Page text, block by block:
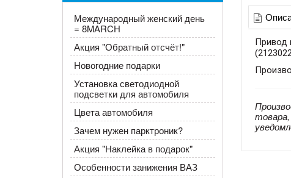
Международный женский день
= 8MARCH
Акция "Обратный отсчёт!"
Новогодние подарки
Установка светодиодной
подсветки для автомобиля
Цвета автомобиля
Зачем нужен парктроник?
Акция "Наклейка в подарок"
Особенности занижения ВАЗ
Привод
товара,